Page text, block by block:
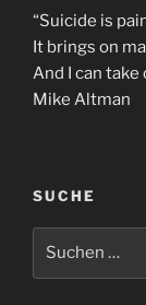
“Suicide is
It brings on
And I can take
Mike Altman
SUCHE